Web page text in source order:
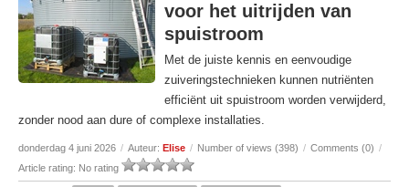
voor het uitrijden van
spuistroom
Met de juiste kennis en eenvoudige
zuiveringstechnieken kunnen nutriënten
efficiënt uit spuistroom worden verwijderd,
zonder nood aan dure of complexe installaties.
donderdag 4 juni 2026 / Auteur: Elise / Number of views (398) / Comments (0) /
Article rating: No rating